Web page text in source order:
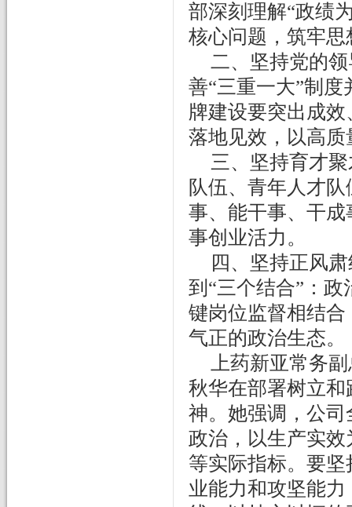
部深刻理解“政绩
核心问题，筑牢思
二、坚持党的
善“三重一大”制
牌建设要突出成
落地见效，以高
三、坚持育才
队伍、青年人才
事、能干事、干
事创业活力。
四、坚持正风
到 “三个结合”：
键岗位监督相结
气正的政治生态。
上药新亚常务
秋华在部署树立
神。她强调，公
政治，以生产实
等实际指标。要
业能力和攻坚能